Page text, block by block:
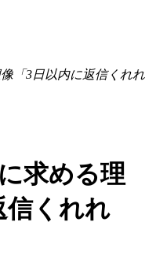
「3日以内に返信くれれ
求める理
信くれれ